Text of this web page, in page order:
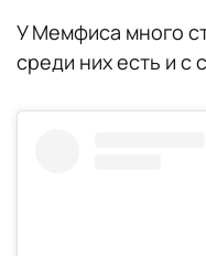
У Мемфиса много
среди них есть и с